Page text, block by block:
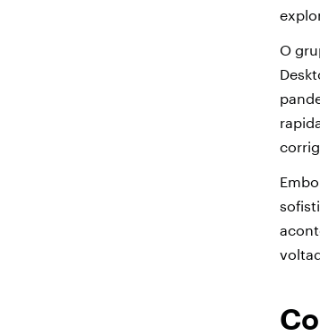
O